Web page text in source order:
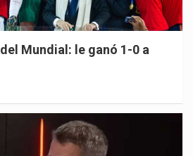
Mundial: le ganó 1-0 a